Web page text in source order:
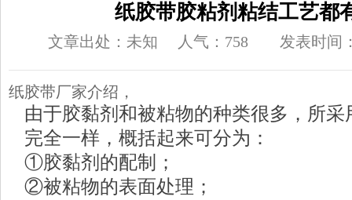
纸胶带胶粘剂粘结工艺都
文章出处：未知 人气： 758 发表时间
纸胶带厂家介绍，
由于胶黏剂和被粘物的种类很多，所
完全一样，概括起来可分为：
①胶黏剂的配制；
②被粘物的表面处理；